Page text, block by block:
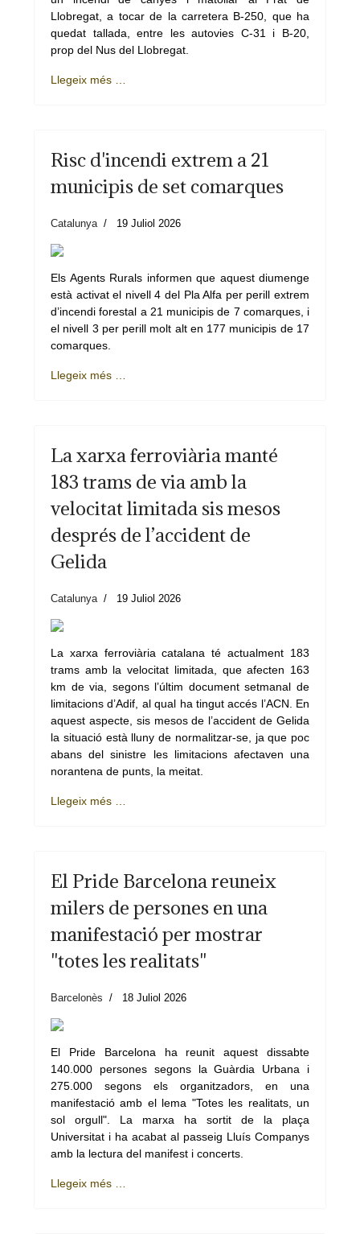
Llobregat, a tocar de la carretera B-250, que ha
quedat tallada, entre les autovies C-31 i B-20,
prop del Nus del Llobregat.
Llegeix més …
Risc d'incendi extrem a 21
municipis de set comarques
Catalunya 19 Juliol 2026
Els Agents Rurals informen que aquest diumenge
està activat el nivell 4 del Pla Alfa per perill extrem
d’incendi forestal a 21 municipis de 7 comarques, i
el nivell 3 per perill molt alt en 177 municipis de 17
comarques.
Llegeix més …
La xarxa ferroviària manté
183 trams de via amb la
velocitat limitada sis mesos
després de l’accident de
Gelida
Catalunya 19 Juliol 2026
La xarxa ferroviària catalana té actualment 183
trams amb la velocitat limitada, que afecten 163
km de via, segons l’últim document setmanal de
limitacions d’Adif, al qual ha tingut accés l’ACN. En
aquest aspecte, sis mesos de l’accident de Gelida
la situació està lluny de normalitzar-se, ja que poc
abans del sinistre les limitacions afectaven una
norantena de punts, la meitat.
Llegeix més …
El Pride Barcelona reuneix
milers de persones en una
manifestació per mostrar
"totes les realitats"
Barcelonès 18 Juliol 2026
El Pride Barcelona ha reunit aquest dissabte
140.000 persones segons la Guàrdia Urbana i
275.000 segons els organitzadors, en una
manifestació amb el lema "Totes les realitats, un
sol orgull". La marxa ha sortit de la plaça
Universitat i ha acabat al passeig Lluís Companys
amb la lectura del manifest i concerts.
Llegeix més …